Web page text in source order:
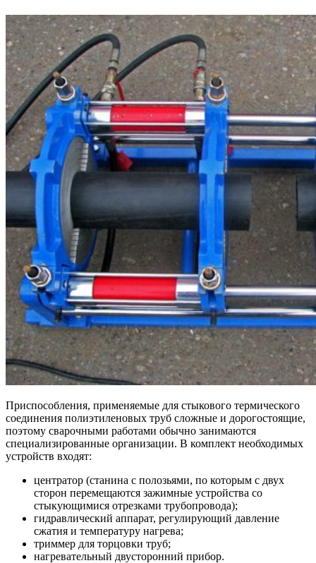
Приспособления, применяемые для стыкового термического
соединения полиэтиленовых труб сложные и дорогостоящие,
поэтому сварочными работами обычно занимаются
специализированные организации. В комплект необходимых
устройств входят:
центратор (станина с полозьями, по которым с двух
сторон перемещаются зажимные устройства со
стыкующимися отрезками трубопровода);
гидравлический аппарат, регулирующий давление
сжатия и температуру нагрева;
триммер для торцовки труб;
нагревательный двусторонний прибор.